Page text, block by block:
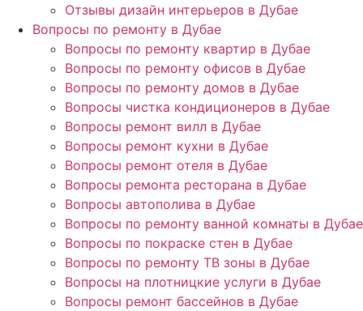
Отзывы дизайн интерьеров в Дубае
Вопросы по ремонту в Дубае
Вопросы по ремонту квартир в Дубае
Вопросы по ремонту офисов в Дубае
Вопросы по ремонту домов в Дубае
Вопросы чистка кондиционеров в Дубае
Вопросы ремонт вилл в Дубае
Вопросы ремонт кухни в Дубае
Вопросы ремонт отеля в Дубае
Вопросы ремонта ресторана в Дубае
Вопросы автополива в Дубае
Вопросы по ремонту ванной комнаты в Дубае
Вопросы по покраске стен в Дубае
Вопросы по ремонту ТВ зоны в Дубае
Вопросы на плотницкие услуги в Дубае
Вопросы ремонт бассейнов в Дубае